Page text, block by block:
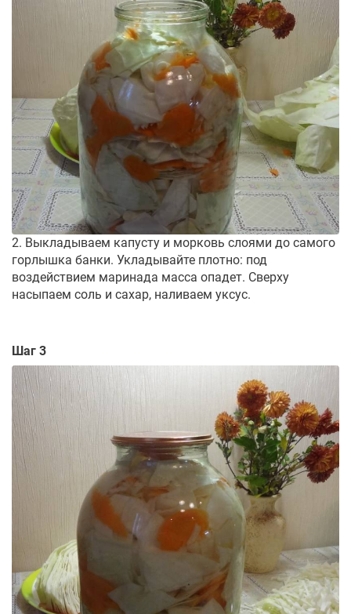
2. Выкладываем капусту и морковь слоями до самого
горлышка банки. Укладывайте плотно: под
воздействием маринада масса опадет. Сверху
насыпаем соль и сахар, наливаем уксус.
Шаг 3